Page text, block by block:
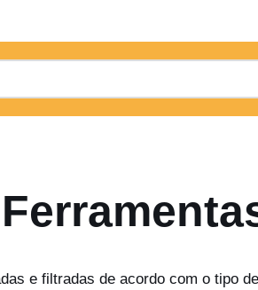
e filtradas de acordo com o tipo